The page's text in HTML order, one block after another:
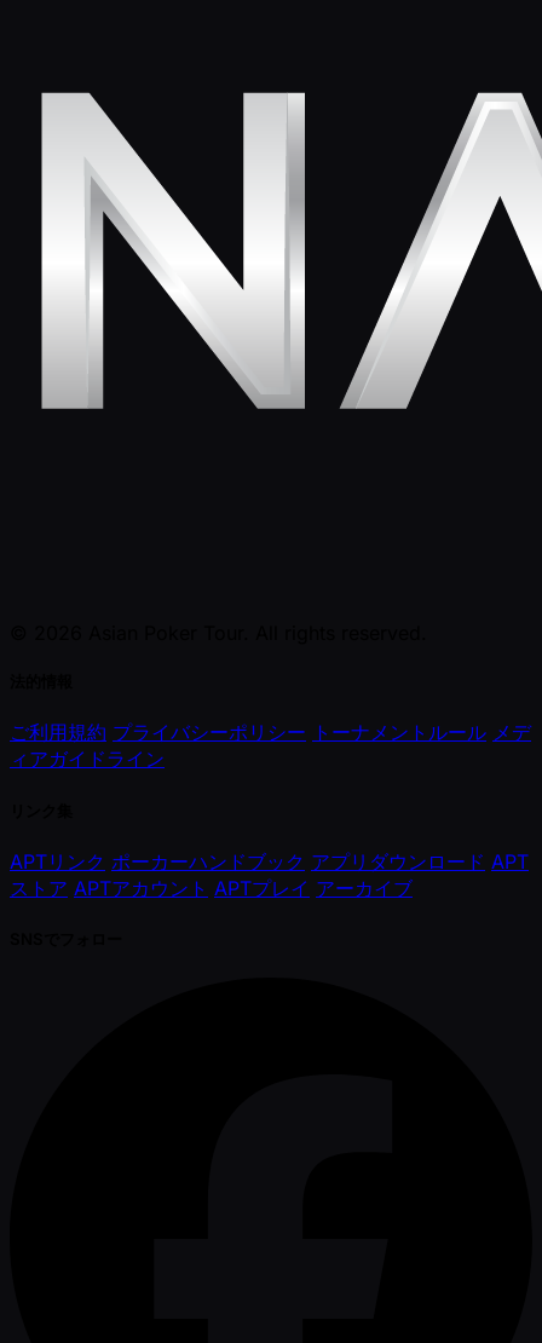
ご利用規約 プライバシーポリシー トーナメントルール メデ
ィアガイドライン
APTリンク ポーカーハンドブック アプリダウンロード APT
ストア APTアカウント APTプレイ アーカイブ